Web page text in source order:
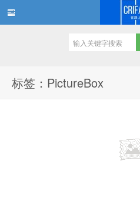
标签：PictureBox